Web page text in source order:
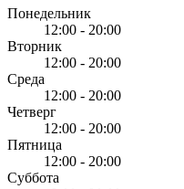
Понедельник
12:00 - 20:00
Вторник
12:00 - 20:00
Среда
12:00 - 20:00
Четверг
12:00 - 20:00
Пятница
12:00 - 20:00
Суббота